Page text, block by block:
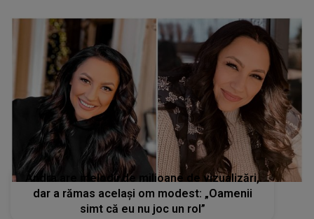
Andra are melodii de milioane de vizualizări,
dar a rămas același om modest: „Oamenii
simt că eu nu joc un rol”